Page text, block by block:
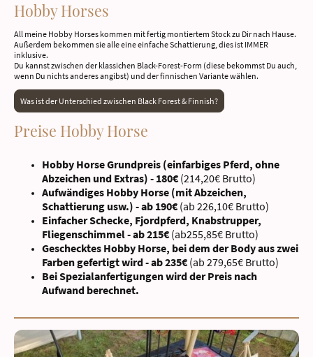
Hobby Horses
All meine Hobby Horses kommen mit fertig montiertem Stock zu Dir nach Hause.
Außerdem bekommen sie alle eine einfache Schattierung, dies ist IMMER
inklusive.
Du kannst zwischen der klassichen Black-Forest-Form (diese bekommst Du auch,
wenn Du nichts anderes angibst) und der finnischen Variante wählen.
Was ist der Unterschied zwischen Black Forest & Finnish?
Preise Hobby Horse
Hobby Horse Grundpreis (einfarbiges Pferd, ohne
Abzeichen und Extras) - 180€ (214,20€ Brutto)
Aufwändiges Hobby Horse (mit Abzeichen,
Schattierung usw.) - ab 190€ (ab 226,10€ Brutto)
Einfacher Schecke, Fjordpferd, Knabstrupper,
Fliegenschimmel - ab 215€ (ab255,85€ Brutto)
Geschecktes Hobby Horse, bei dem der Body aus zwei
Farben gefertigt wird - ab 235€ (ab 279,65€ Brutto)
Bei Spezialanfertigungen wird der Preis nach
Aufwand berechnet.